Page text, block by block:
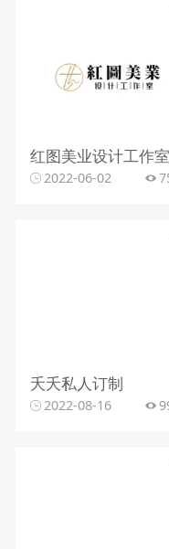
红图美业设计工作室
2022-06-02
夭夭私人订制
2022-08-16